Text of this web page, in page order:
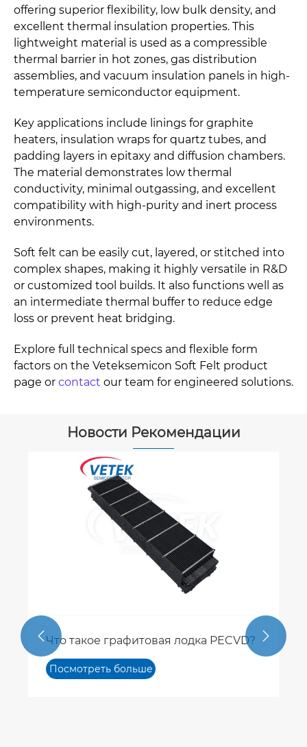
offering superior flexibility, low bulk density, and
excellent thermal insulation properties. This
lightweight material is used as a compressible
thermal barrier in hot zones, gas distribution
assemblies, and vacuum insulation panels in high-
temperature semiconductor equipment.
Key applications include linings for graphite
heaters, insulation wraps for quartz tubes, and
padding layers in epitaxy and diffusion chambers.
The material demonstrates low thermal
conductivity, minimal outgassing, and excellent
compatibility with high-purity and inert process
environments.
Soft felt can be easily cut, layered, or stitched into
complex shapes, making it highly versatile in R&D
or customized tool builds. It also functions well as
an intermediate thermal buffer to reduce edge
loss or prevent heat bridging.
Explore full technical specs and flexible form
factors on the Veteksemicon Soft Felt product
page or contact our team for engineered solutions.
Новости Рекомендации
Что такое эпитаксиальный процесс?
Посмотреть больше
 